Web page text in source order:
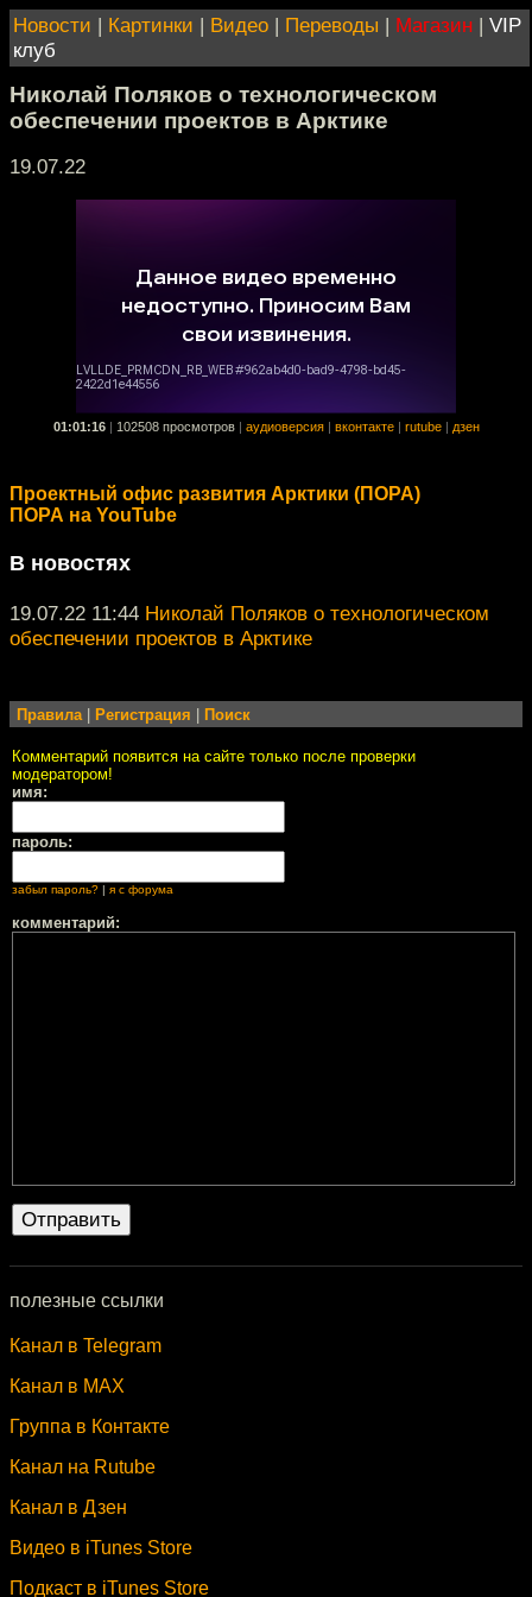
Новости | Картинки | Видео | Переводы | Магазин | VIP
клуб
Николай Поляков о технологическом
обеспечении проектов в Арктике
19.07.22
01:01:16 102508 просмотров аудиоверсия вконтакте rutube дзен
Проектный офис развития Арктики (ПОРА)
ПОРА на YouTube
В новостях
19.07.22 11:44 Николай Поляков о технологическом
обеспечении проектов в Арктике
Правила| Регистрация Поиск
Комментарий появится на сайте только после проверки
модератором!
имя:
пароль:
забыл пароль? я с форума
комментарий:
полезные ссылки
Канал в Telegram
Канал в MAX
Группа в Контакте
Канал на Rutube
Канал в Дзен
Видео в iTunes Store
Подкаст в iTunes Store